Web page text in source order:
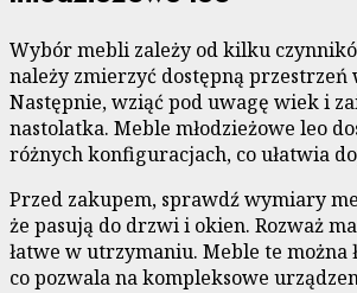
Wybór mebli zależy od kilku
należy zmierzyć dostępną przestrzeń
Następnie, wziąć pod uwagę wiek i
nastolatka. Meble młodzieżowe leo
różnych konfiguracjach, co ułatwia
Przed zakupem, sprawdź wymiary
że pasują do drzwi i okien. Rozważ
łatwe w utrzymaniu. Meble te można
co pozwala na kompleksowe